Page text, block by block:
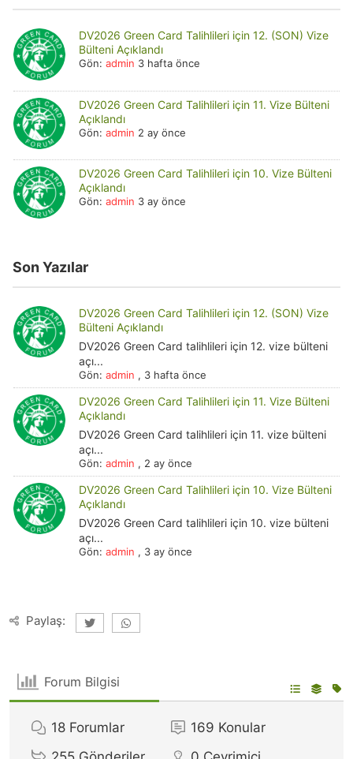
DV2026 Green Card Talihlileri için 12. (SON) Vize
Bülteni Açıklandı
Gön: admin 3 hafta önce
DV2026 Green Card Talihlileri için 11. Vize Bülteni
Açıklandı
Gön: admin 2 ay önce
DV2026 Green Card Talihlileri için 10. Vize Bülteni
Açıklandı
Gön: admin 3 ay önce
Son Yazılar
DV2026 Green Card Talihlileri için 12. (SON) Vize
Bülteni Açıklandı
DV2026 Green Card talihlileri için 12. vize bülteni
açı...
Gön: admin , 3 hafta önce
DV2026 Green Card Talihlileri için 11. Vize Bülteni
Açıklandı
DV2026 Green Card talihlileri için 11. vize bülteni
açı...
Gön: admin , 2 ay önce
DV2026 Green Card Talihlileri için 10. Vize Bülteni
Açıklandı
DV2026 Green Card talihlileri için 10. vize bülteni
açı...
Gön: admin , 3 ay önce
Paylaş:
Forum Bilgisi
18 Forumlar 169 Konular